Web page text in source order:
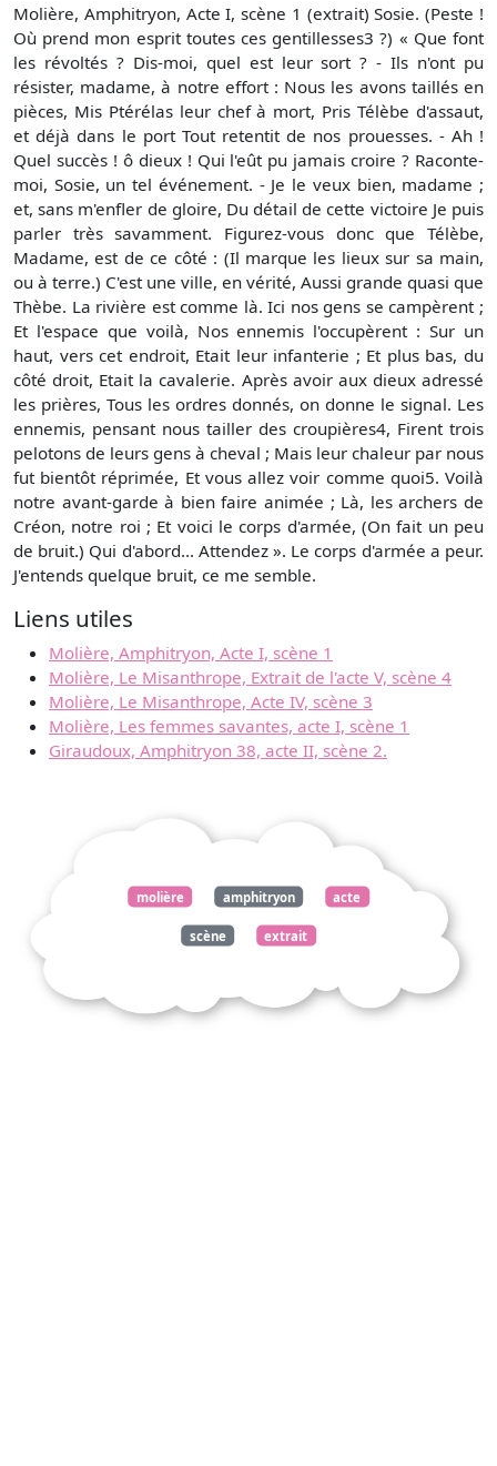
Molière, Amphitryon, Acte I, scène 1 (extrait) Sosie. (Peste !
Où prend mon esprit toutes ces gentillesses3 ?) « Que font
les révoltés ? Dis-moi, quel est leur sort ? - Ils n'ont pu
résister, madame, à notre effort : Nous les avons taillés en
pièces, Mis Ptérélas leur chef à mort, Pris Télèbe d'assaut,
et déjà dans le port Tout retentit de nos prouesses. - Ah !
Quel succès ! ô dieux ! Qui l'eût pu jamais croire ? Raconte-
moi, Sosie, un tel événement. - Je le veux bien, madame ;
et, sans m'enfler de gloire, Du détail de cette victoire Je puis
parler très savamment. Figurez-vous donc que Télèbe,
Madame, est de ce côté : (Il marque les lieux sur sa main,
ou à terre.) C'est une ville, en vérité, Aussi grande quasi que
Thèbe. La rivière est comme là. Ici nos gens se campèrent ;
Et l'espace que voilà, Nos ennemis l'occupèrent : Sur un
haut, vers cet endroit, Etait leur infanterie ; Et plus bas, du
côté droit, Etait la cavalerie. Après avoir aux dieux adressé
les prières, Tous les ordres donnés, on donne le signal. Les
ennemis, pensant nous tailler des croupières4, Firent trois
pelotons de leurs gens à cheval ; Mais leur chaleur par nous
fut bientôt réprimée, Et vous allez voir comme quoi5. Voilà
notre avant-garde à bien faire animée ; Là, les archers de
Créon, notre roi ; Et voici le corps d'armée, (On fait un peu
de bruit.) Qui d'abord... Attendez ». Le corps d'armée a peur.
J'entends quelque bruit, ce me semble.
Liens utiles
Molière, Amphitryon, Acte I, scène 1
Molière, Le Misanthrope, Extrait de l'acte V, scène 4
Molière, Le Misanthrope, Acte IV, scène 3
Molière, Les femmes savantes, acte I, scène 1
Giraudoux, Amphitryon 38, acte II, scène 2.
molière amphitryon acte
scène extrait